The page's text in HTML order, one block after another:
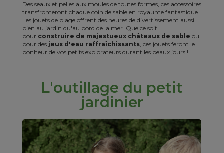
Des seaux et pelles aux moules de toutes formes, ces accessoires
transfromeront chaque coin de sable en royaume fantastique.
Les jouets de plage offrent des heures de divertissement aussi
bien au jardin qu'au bord de la mer. Que ce soit
pour construire de majestueux châteaux de sable ou
pour des jeux d'eau raffraîchissants, ces jouets feront le
bonheur de vos petits explorateurs durant les beaux jours !
L'outillage du petit
jardinier